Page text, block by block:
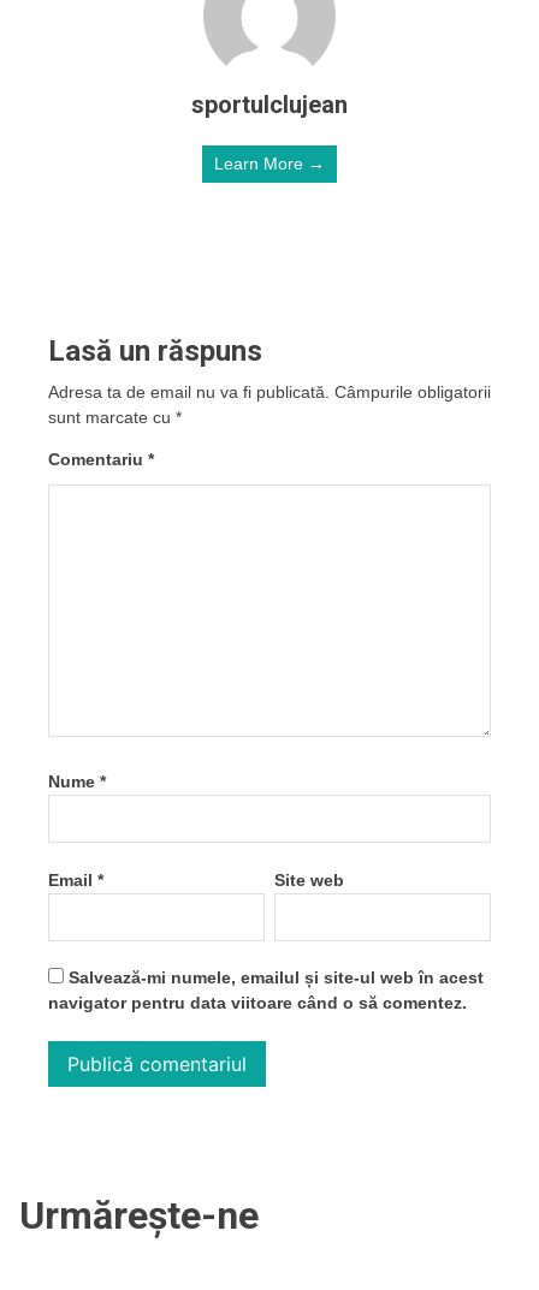
sportulclujean
Learn More →
Lasă un răspuns
Adresa ta de email nu va fi publicată. Câmpurile obligatorii
sunt marcate cu *
Comentariu *
Nume *
Email * Site web
Salvează-mi numele, emailul și site-ul web în acest
navigator pentru data viitoare când o să comentez.
Urmărește-ne